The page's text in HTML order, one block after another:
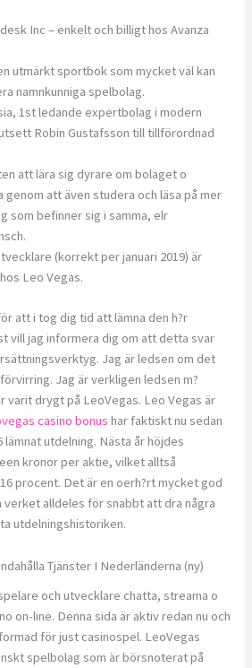
Inc – enkelt och billigt hos Avanza
utmärkt sportbok som mycket väl kan
namnkunniga spelbolag.
1st ledande expertbolag i modern
Robin Gustafsson till tillförordnad
att lära sig dyrare om bolaget o
genom att även studera och läsa på mer
som befinner sig i samma, elr
(korrekt per januari 2019) är
Leo Vegas.
att i tog dig tid att lämna den h?r
vill jag informera dig om att detta svar
Jag är ledsen om det
Jag är verkligen ledsen m?
varit drygt på LeoVegas. Leo Vegas är
casino bonus har faktiskt nu sedan
utdelning. Nästa år höjdes
kronor per aktie, vilket alltså
procent. Det är en oerh?rt mycket god
verket alldeles för snabbt att dra några
utdelningshistoriken.
Tjänster I Nederländerna (ny)
och utvecklare chatta, streama o
on-line. Denna sida är aktiv redan nu och
för just casinospel. LeoVegas
spelbolag som är börsnoterat på